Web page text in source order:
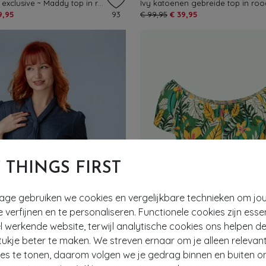
THINGS FIRST
gebruiken we cookies en vergelijkbare technieken om
verfijnen en te personaliseren. Functionele cookies zijn
werkende website, terwijl analytische cookies ons helpen
beter te maken. We streven ernaar om je alleen
te tonen, daarom volgen we je gedrag binnen en buiten
93
Ivy katoenen gebreide top in
€ 99,95 € 39,95
EXCLUSIEF